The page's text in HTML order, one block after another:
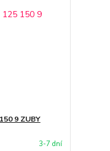
9 ZUBY
3-7 dní